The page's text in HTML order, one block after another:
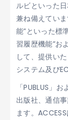
ルビといった
兼ね備えてい
能”といった標
習履歴機能”お
して 、 提供い
システム及び
「PUBLUS」お
出版社、通信
ます。